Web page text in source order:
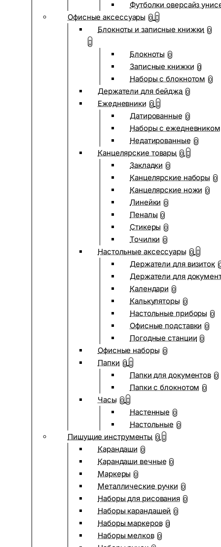
Футболки оверсайз
Офисные аксессуары 0
Блокноты и записные книжки 0
Блокноты 0
Записные книжки 0
Наборы с блокнотом 0
Держатели для бейджа 0
Ежедневники 0
Датированные 0
Наборы с ежедневником
Недатированные 0
Канцелярские товары 0
Закладки 0
Канцелярские наборы 0
Канцелярские ножи 0
Линейки 0
Пеналы 0
Стикеры 0
Точилки 0
Настольные аксессуары 0
Держатели для визиток
Держатели для
Календари 0
Калькуляторы 0
Настольные приборы 0
Офисные подставки 0
Погодные станции 0
Офисные наборы 0
Папки 0
Папки для документов 0
Папки с блокнотом 0
Часы 0
Настенные 0
Настольные 0
Пишущие инструменты 0
Карандаши 0
Карандаши вечные 0
Маркеры 0
Металлические ручки 0
Наборы для рисования 0
Наборы карандашей 0
Наборы маркеров 0
Наборы мелков 0